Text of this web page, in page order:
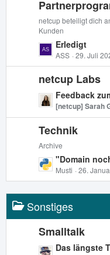
e
z
t
e
B
e
i
t
ä
e
netcup beteiligt dich
Kunden
L
e
t
z
t
e
B
e
t
r
ä
e
Erledigt
ASS 29. Juli
netcup Labs
L
e
t
z
t
B
r
g
e
Feedback
[netcup] Sarah
Technik
Archive
L
e
t
z
t
e
B
"Domain noch nicht
Musti 26.
Sonstiges
Smalltalk
L
Das längste